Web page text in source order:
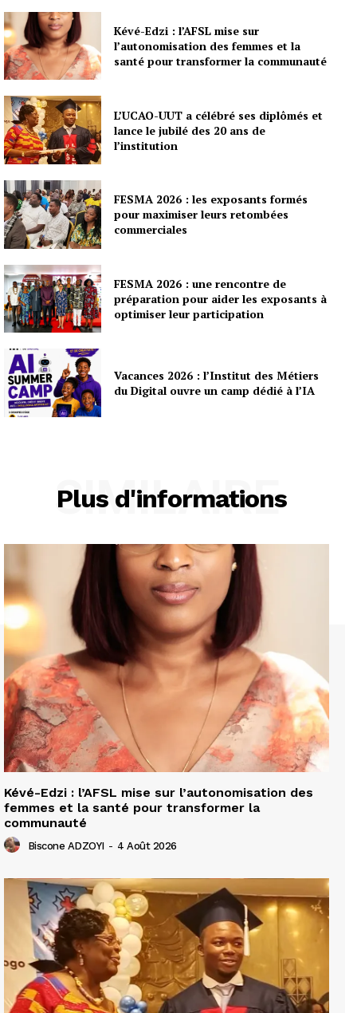
Kévé-Edzi : l’AFSL mise sur
l’autonomisation des femmes et la
santé pour transformer la communauté
L’UCAO-UUT a célébré ses diplômés et
lance le jubilé des 20 ans de
l’institution
FESMA 2026 : les exposants formés
pour maximiser leurs retombées
commerciales
FESMA 2026 : une rencontre de
préparation pour aider les exposants à
optimiser leur participation
Vacances 2026 : l’Institut des Métiers
du Digital ouvre un camp dédié à l’IA
Plus d'informations
SIMILAIRE
Kévé-Edzi : l’AFSL mise sur l’autonomisation des
femmes et la santé pour transformer la
communauté
Biscone ADZOYI - 4 Août 2026